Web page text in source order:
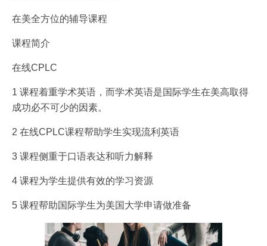
在美全方位的辅导课程
课程简介
在线CPLC
1 课程着重学术英语，而学术英语是国际学生在美高取得
成功必不可少的因素。
2 在线CPLC课程帮助学生实现流利英语
3 课程侧重于口语表达和听力解释
4 课程为学生提供有效的学习资源
5 课程帮助国际学生为美国大学申请做准备